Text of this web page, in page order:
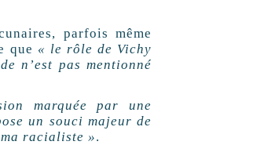
parfois même
que « le rôle de Vichy
n’est pas mentionné
marquée par une
un souci majeur de
racialiste ».